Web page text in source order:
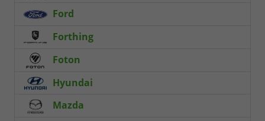
Ford
Forthing
Foton
Hyundai
Mazda